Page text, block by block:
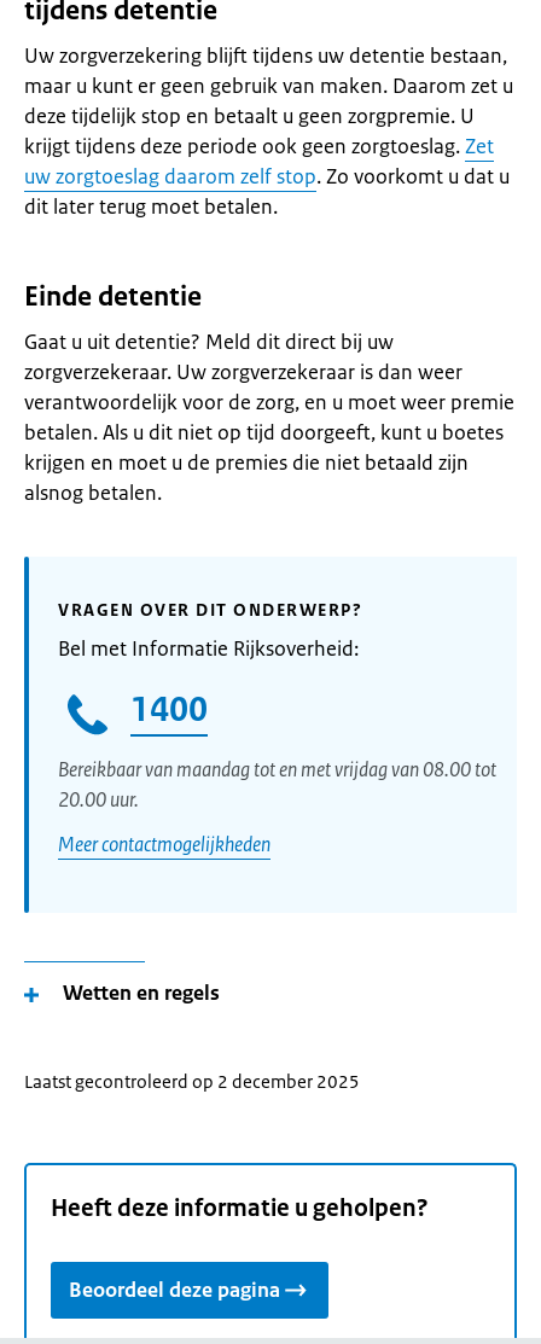
tijdens detentie
Uw zorgverzekering blijft tijdens uw detentie bestaan,
maar u kunt er geen gebruik van maken. Daarom zet u
deze tijdelijk stop en betaalt u geen zorgpremie. U
krijgt tijdens deze periode ook geen zorgtoeslag.Zet
uw zorgtoeslag daarom zelf stop. Zo voorkomt u dat u
dit later terug moet betalen.
Einde detentie
Gaat u uit detentie? Meld dit direct bij uw
zorgverzekeraar. Uw zorgverzekeraar is dan weer
verantwoordelijk voor de zorg, en u moet weer premie
betalen. Als u dit niet op tijd doorgeeft, kunt u boetes
krijgen en moet u de premies die niet betaald zijn
alsnog betalen.
VRAGEN OVER DIT ONDERWERP?
Bel met Informatie Rijksoverheid:
1400
Bereikbaar van maandag tot en met vrijdag van 08.00 tot
20.00 uur.
Meer contactmogelijkheden
Wetten en regels
Laatst gecontroleerd op 2 december 2025
Heeft deze informatie u geholpen?
Beoordeel deze pagina